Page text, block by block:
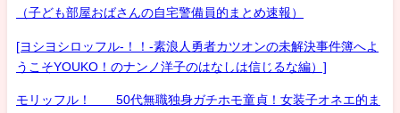
（子ども部屋おばさんの自宅警備員的まとめ速報）
[ヨシヨシロッフル-！！-素浪人勇者カツオンの未解決事件簿へよ
うこそYOUKO！のナンノ洋子のはなしは信じるな編）]
モリッフル！ 50代無職独身ガチホモ童貞！女装子オネエ的ま